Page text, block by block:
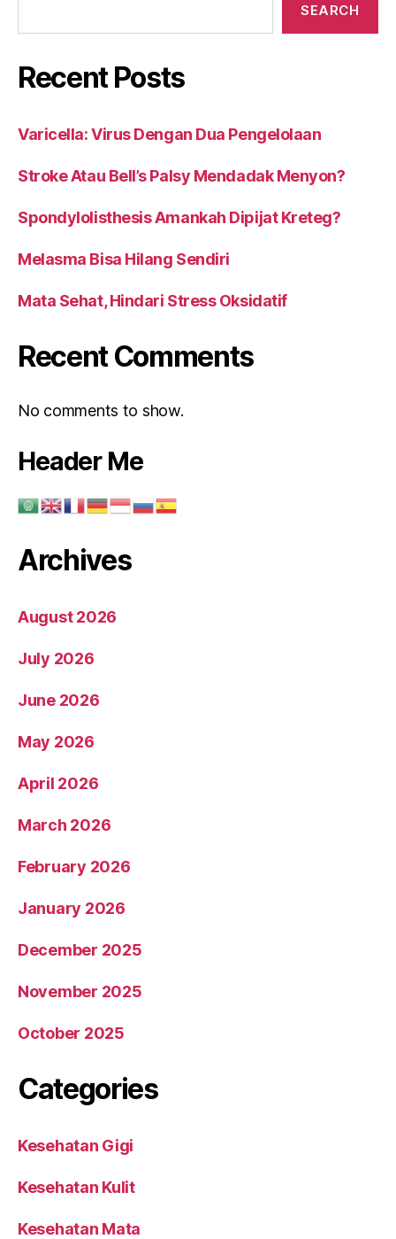
SEARCH
Recent Posts
Varicella: Virus Dengan Dua Pengelolaan
Stroke Atau Bell’s Palsy Mendadak Menyon?
Spondylolisthesis Amankah Dipijat Kreteg?
Melasma Bisa Hilang Sendiri
Mata Sehat, Hindari Stress Oksidatif
Recent Comments
No comments to show.
Header Me
Archives
August 2026
July 2026
June 2026
May 2026
April 2026
March 2026
February 2026
January 2026
December 2025
November 2025
October 2025
Categories
Kesehatan Gigi
Kesehatan Kulit
Kesehatan Mata